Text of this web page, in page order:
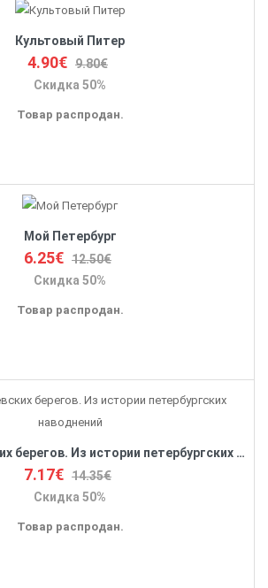
Культовый Питер
4.90€ 9.80€
Скидка 50%
Товар распродан.
Мой Петербург
6.25€ 12.50€
Скидка 50%
Товар распродан.
Несчастья невских берегов. Из истории петербургских наводнений
7.17€ 14.35€
Скидка 50%
Товар распродан.